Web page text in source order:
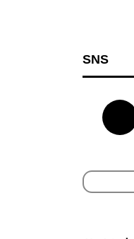
SNS
検